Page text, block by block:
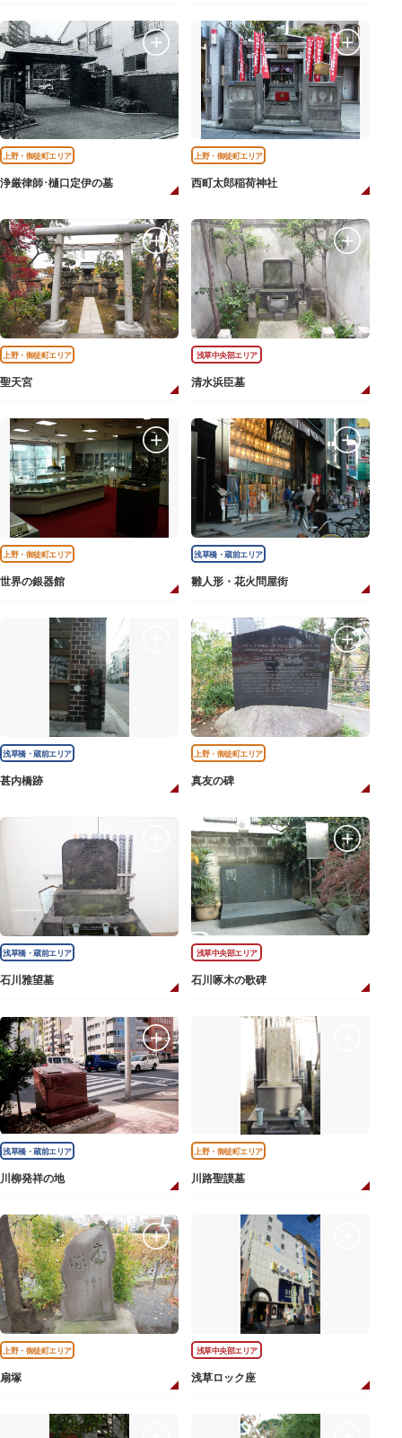
上野・御徒町エリア
浄厳律師･樋口定伊の墓
上野・御徒町エリア
西町太郎稲荷神社
上野・御徒町エリア
聖天宮
浅草中央部エリア
清水浜臣墓
上野・御徒町エリア
世界の銀器館
浅草橋・蔵前エリア
雛人形・花火問屋街
浅草橋・蔵前エリア
甚内橋跡
上野・御徒町エリア
真友の碑
浅草橋・蔵前エリア
石川雅望墓
浅草中央部エリア
石川啄木の歌碑
浅草橋・蔵前エリア
川柳発祥の地
上野・御徒町エリア
川路聖謨墓
上野・御徒町エリア
扇塚
浅草中央部エリア
浅草ロック座